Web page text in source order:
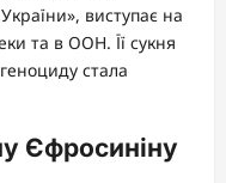
виступає на
та в ООН. Її сукня
стала
Єфросиніну